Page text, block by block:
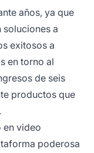
años, ya que
soluciones a
exitosos a
en torno al
de seis
productos que
en video
poderosa